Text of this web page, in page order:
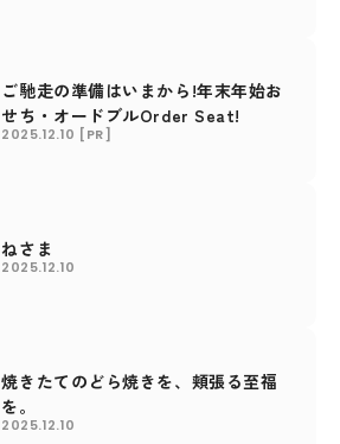
ご馳走の準備はいまから!年末年始お
せち・オードブルOrder Seat!
2025.12.10 [PR]
ねさま
2025.12.10
焼きたてのどら焼きを、頬張る至福
を。
2025.12.10